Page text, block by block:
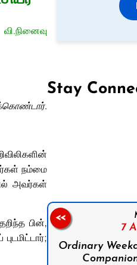
வி.நினைவு
நம்மை
அவர்கள்
பின்,
Stay
7
Ordinary
<<